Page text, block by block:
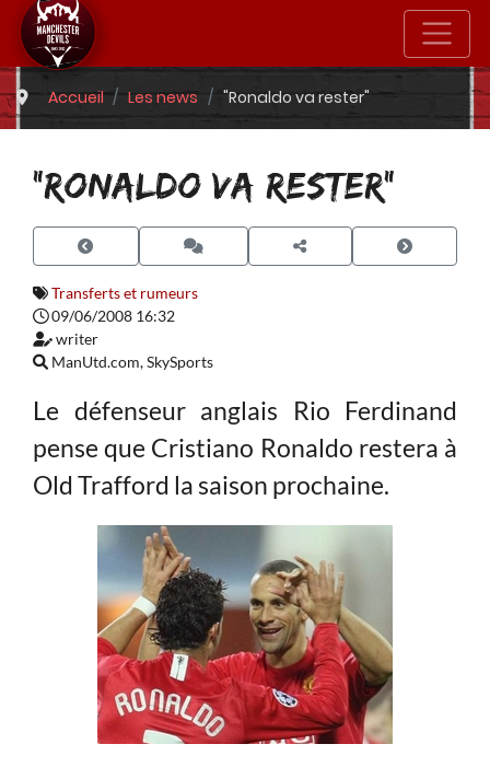
Accueil Les news "Ronaldo va rester"
"RONALDO VA RESTER"
Transferts et rumeurs
09/06/2008 16:32
writer
ManUtd.com, SkySports
Le défenseur anglais Rio Ferdinand
pense que Cristiano Ronaldo restera à
Old Trafford la saison prochaine.